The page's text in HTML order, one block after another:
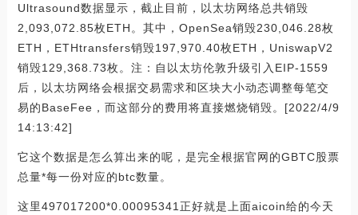
Ultrasound数据显示，截止目前，以太坊网络总共销毁
2,093,072.85枚ETH。其中，OpenSea销毁230,046.28枚
ETH，ETHtransfers销毁197,970.40枚ETH，UniswapV2
销毁129,368.73枚。注：自以太坊伦敦升级引入EIP-1559
后，以太坊网络会根据交易需求和区块大小动态调整每笔交
易的BaseFee，而这部分的费用将直接燃烧销毁。[2022/4/9
14:13:42]
它这个数据是怎么算出来的呢，是完全根据官网的GBTC股票
总量*每一份对应的btc数量。
这里497017200*0.00095341正好就是上面aicoin给的今天